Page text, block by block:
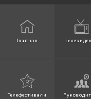
Главная
Телефестивали